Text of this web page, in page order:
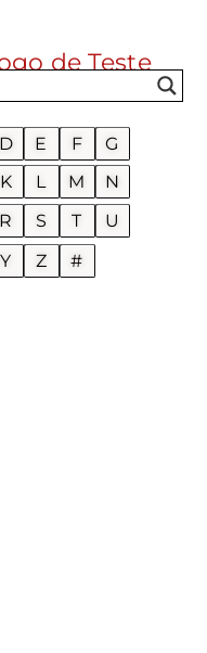
de Teste
Y Z #
R S T U
K L M N
D E F G